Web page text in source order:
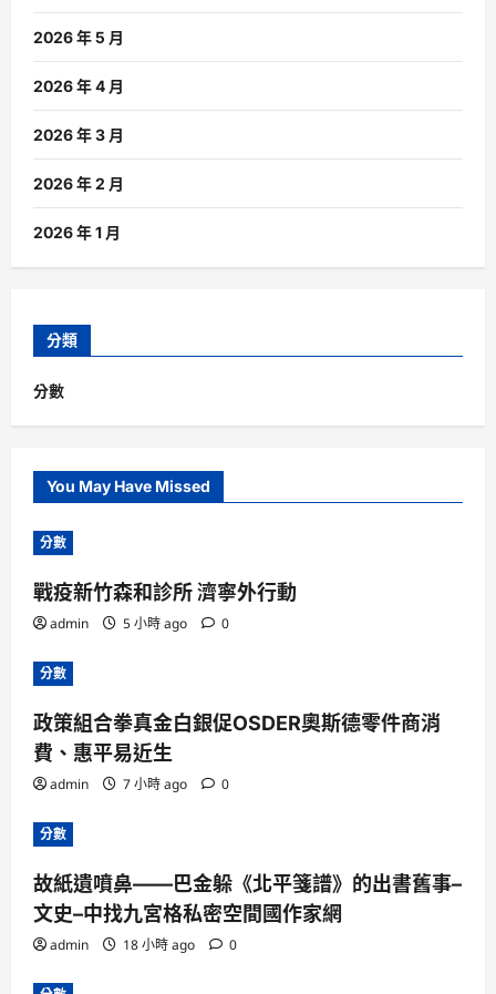
2026 年 5 月
2026 年 4 月
2026 年 3 月
2026 年 2 月
2026 年 1 月
分類
分數
You May Have Missed
分數
戰疫新竹森和診所 濟寧外行動
admin 5 小時 ago 0
分數
政策組合拳真金白銀促OSDER奧斯德零件商消
費、惠平易近生
admin 7 小時 ago 0
分數
故紙遺噴鼻——巴金躲《北平箋譜》的出書舊事–
文史–中找九宮格私密空間國作家網
admin 18 小時 ago 0